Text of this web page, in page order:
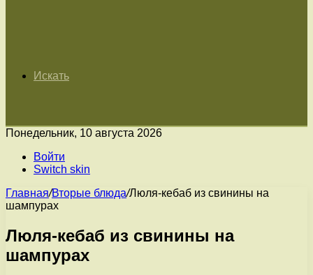
Искать
Понедельник, 10 августа 2026
Войти
Switch skin
Главная/Вторые блюда/Люля-кебаб из свинины на
шампурах
Люля-кебаб из свинины на
шампурах